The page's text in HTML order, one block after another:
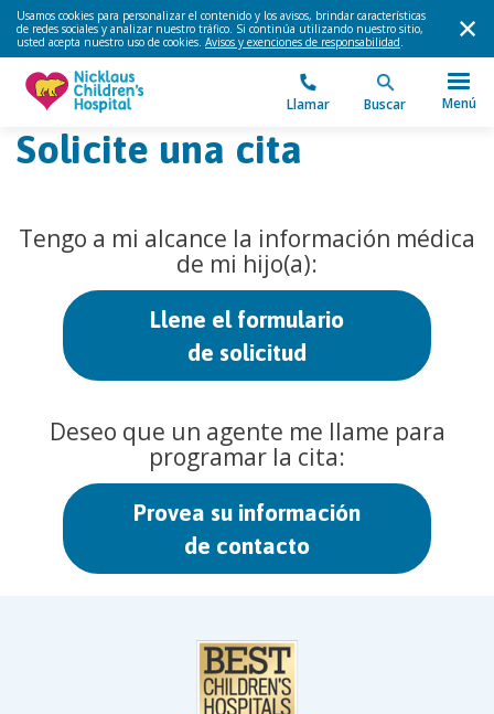
Usamos cookies para personalizar el contenido y los avisos, brindar características
de redes sociales y analizar nuestro tráfico. Si continúa utilizando nuestro sitio,
usted acepta nuestro uso de cookies. Avisos y exenciones de responsabilidad.
Llamar Buscar Menú
Solicite una cita
Tengo a mi alcance la información médica
de mi hijo(a):
Llene el formulario
de solicitud
Deseo que un agente me llame para
programar la cita:
Provea su información
de contacto